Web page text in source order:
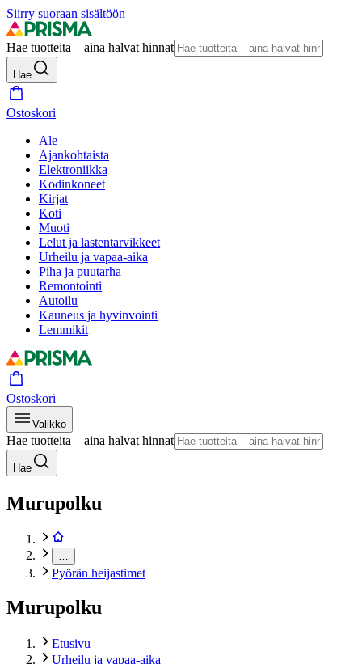
Siirry suoraan sisältöön
Hae tuotteita – aina halvat hinnat
Hae
Ostoskori
Ale
Ajankohtaista
Elektroniikka
Kodinkoneet
Kirjat
Koti
Muoti
Lelut ja lastentarvikkeet
Urheilu ja vapaa-aika
Piha ja puutarha
Remontointi
Autoilu
Kauneus ja hyvinvointi
Lemmikit
Ostoskori
Valikko
Hae tuotteita – aina halvat hinnat
Hae
Murupolku
Pyörän heijastimet
Murupolku
Etusivu
Urheilu ja vapaa-aika